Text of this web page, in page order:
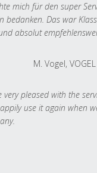
mich für den super
bedanken. Das war
absolut
M. Vogel,
very pleased with the
use it again when